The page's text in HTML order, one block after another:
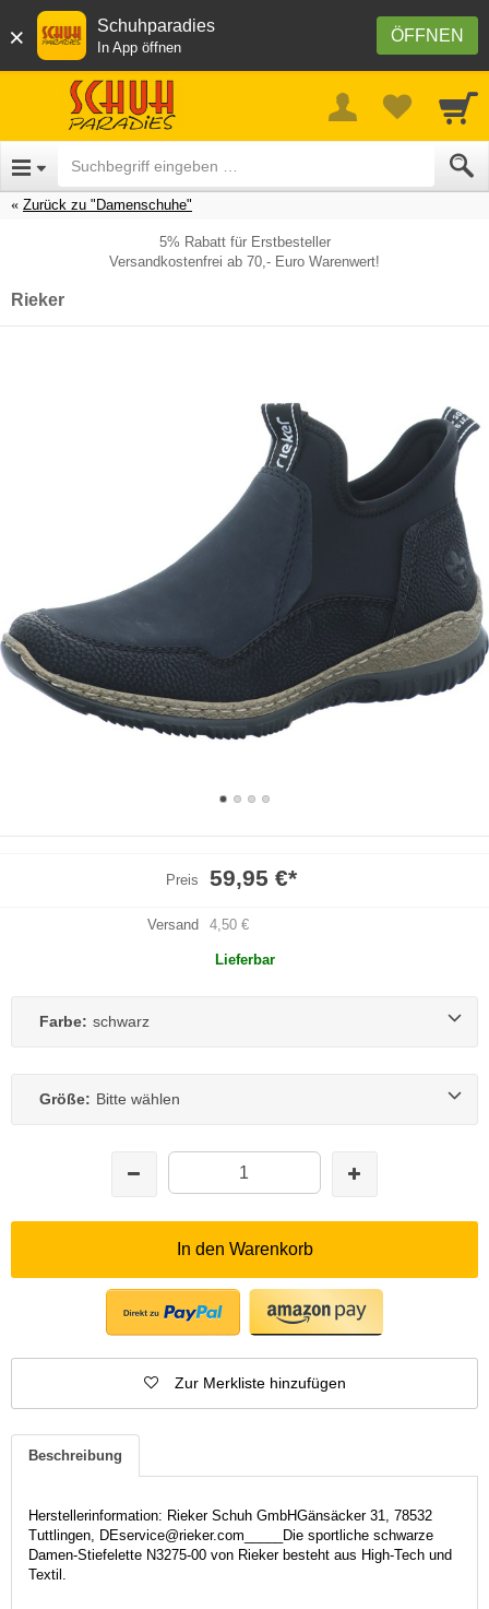
× ÖFFNEN
Schuhparadies
In App öffnen
Zurück zu "Damenschuhe"
5% Rabatt für Erstbesteller
Versandkostenfrei ab 70,- Euro Warenwert!
Rieker
Preis 59,95 €*
Versand 4,50 €
Lieferbar
Farbe: schwarz
Größe: Bitte wählen
In den Warenkorb
Zur Merkliste hinzufügen
Beschreibung
Herstellerinformation: Rieker Schuh GmbHGänsäcker 31, 78532
Tuttlingen, DEservice@rieker.com_____Die sportliche schwarze
Damen-Stiefelette N3275-00 von Rieker besteht aus High-Tech und
Textil.